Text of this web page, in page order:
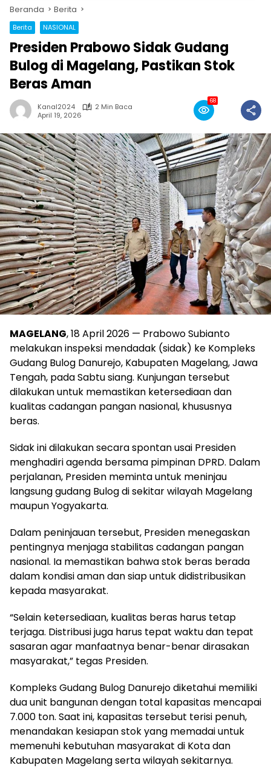
Beranda Berita
Berita NASIONAL
Presiden Prabowo Sidak Gudang
Bulog di Magelang, Pastikan Stok
Beras Aman
Kanal2024
2 Min Baca
April 19, 2026
68
MAGELANG, 18 April 2026 — Prabowo Subianto
melakukan inspeksi mendadak (sidak) ke Kompleks
Gudang Bulog Danurejo, Kabupaten Magelang, Jawa
Tengah, pada Sabtu siang. Kunjungan tersebut
dilakukan untuk memastikan ketersediaan dan
kualitas cadangan pangan nasional, khususnya
beras.
Sidak ini dilakukan secara spontan usai Presiden
menghadiri agenda bersama pimpinan DPRD. Dalam
perjalanan, Presiden meminta untuk meninjau
langsung gudang Bulog di sekitar wilayah Magelang
maupun Yogyakarta.
Dalam peninjauan tersebut, Presiden menegaskan
pentingnya menjaga stabilitas cadangan pangan
nasional. Ia memastikan bahwa stok beras berada
dalam kondisi aman dan siap untuk didistribusikan
kepada masyarakat.
“Selain ketersediaan, kualitas beras harus tetap
terjaga. Distribusi juga harus tepat waktu dan tepat
sasaran agar manfaatnya benar-benar dirasakan
masyarakat,” tegas Presiden.
Kompleks Gudang Bulog Danurejo diketahui memiliki
dua unit bangunan dengan total kapasitas mencapai
7.000 ton. Saat ini, kapasitas tersebut terisi penuh,
menandakan kesiapan stok yang memadai untuk
memenuhi kebutuhan masyarakat di Kota dan
Kabupaten Magelang serta wilayah sekitarnya.